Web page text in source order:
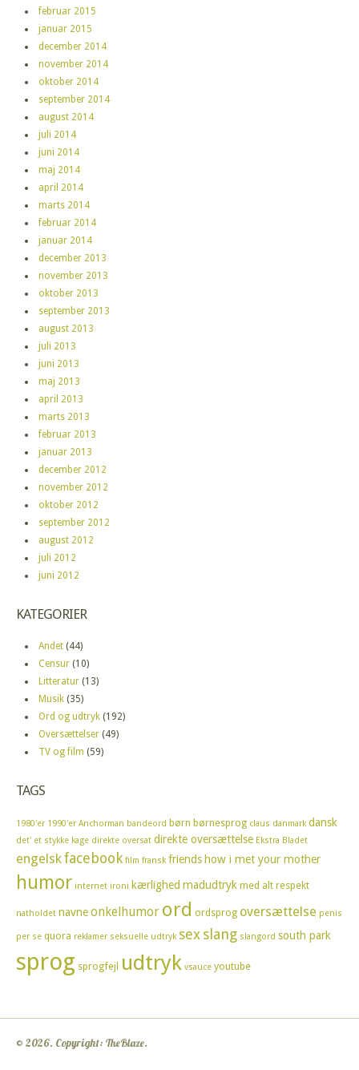
februar 2015
januar 2015
december 2014
november 2014
oktober 2014
september 2014
august 2014
juli 2014
juni 2014
maj 2014
april 2014
marts 2014
februar 2014
januar 2014
december 2013
november 2013
oktober 2013
september 2013
august 2013
juli 2013
juni 2013
maj 2013
april 2013
marts 2013
februar 2013
januar 2013
december 2012
november 2012
oktober 2012
september 2012
august 2012
juli 2012
juni 2012
KATEGORIER
Andet (44)
Censur (10)
Litteratur (13)
Musik (35)
Ord og udtryk (192)
Oversættelser (49)
TV og film (59)
TAGS
1980'er 1990'er Anchorman bandeord børn børnesprog claus danmark dansk
det' et stykke kage direkte oversat direkte oversættelse Ekstra Bladet
engelskfacebook film fransk friends how i met your mother
humor internet ironi kærlighed madudtryk med alt respekt
natholdet navneonkelhumor ord ordsprog oversættelse penis
per se quora reklamer seksuelle udtryk sexslang slangord south park
sprog sprogfejl udtryk vsauce youtube
© 2026. Copyright: TheBlaze.